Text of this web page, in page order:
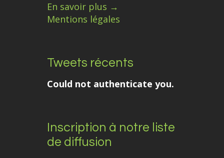
En savoir plus →
Mentions légales
Tweets récents
Could not authenticate you.
Inscription à notre liste
de diffusion